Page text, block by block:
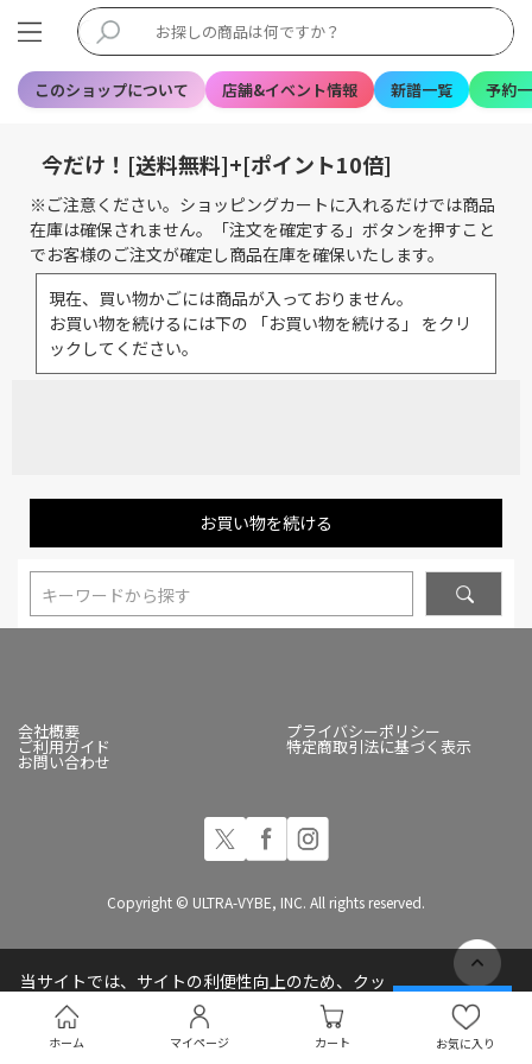
このショップについて 店舗&イベント情報 新譜一覧 予約
ホーム マイページ カート お気に入り
今だけ！[送料無料]+[ポイント10倍]
※ご注意ください。ショッピングカートに入れるだけでは商品
在庫は確保されません。「注文を確定する」ボタンを押すこと
でお客様のご注文が確定し商品在庫を確保いたします。
現在、買い物かごには商品が入っておりません。
お買い物を続けるには下の 「お買い物を続ける」 をクリ
ックしてください。
お買い物を続ける
キーワードから探す
会社概要 プライバシーポリシー
ご利用ガイド 特定商取引法に基づく表示
お問い合わせ
Copyright © ULTRA-VYBE, INC. All rights reserved.
当サイトでは、サイトの利便性向上のため、クッ
キー(Cookie)を使用しています
プライバシーポリシー
承諾する